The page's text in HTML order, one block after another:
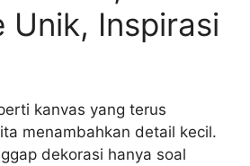
Unik, Inspirasi
kanvas yang terus
menambahkan detail kecil.
dekorasi hanya soal